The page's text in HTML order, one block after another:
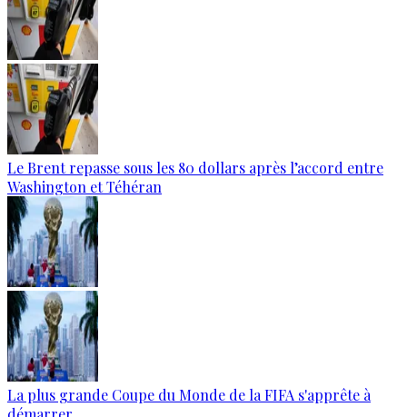
Le Brent repasse sous les 80 dollars après l’accord entre
Washington et Téhéran
La plus grande Coupe du Monde de la FIFA s'apprête à